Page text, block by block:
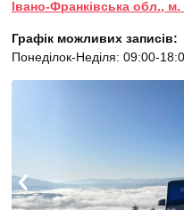
Івано-Франківська обл.,
Графік можливих записів:
Понеділок-Неділя: 09:00-